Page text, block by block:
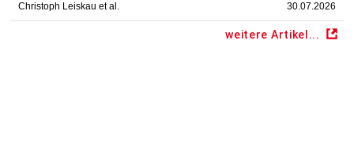
Christoph Leiskau et al. 30.07.2026
weitere Artikel...